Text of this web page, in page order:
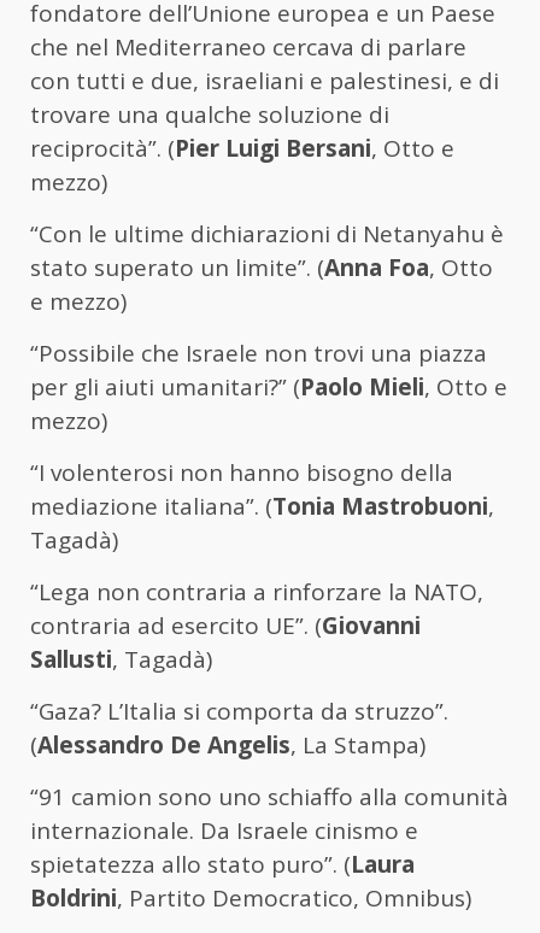
fondatore dell’Unione europea e un Paese
che nel Mediterraneo cercava di parlare
con tutti e due, israeliani e palestinesi, e di
trovare una qualche soluzione di
reciprocità”. (Pier Luigi Bersani, Otto e
mezzo)
“Con le ultime dichiarazioni di Netanyahu è
stato superato un limite”. (Anna Foa, Otto
e mezzo)
“Possibile che Israele non trovi una piazza
per gli aiuti umanitari?” (Paolo Mieli, Otto e
mezzo)
“I volenterosi non hanno bisogno della
mediazione italiana”. (Tonia Mastrobuoni,
Tagadà)
“Lega non contraria a rinforzare la NATO,
contraria ad esercito UE”. (Giovanni
Sallusti, Tagadà)
“Gaza? L’Italia si comporta da struzzo”.
(Alessandro De Angelis, La Stampa)
“91 camion sono uno schiaffo alla comunità
internazionale. Da Israele cinismo e
spietatezza allo stato puro”. (Laura
Boldrini, Partito Democratico, Omnibus)